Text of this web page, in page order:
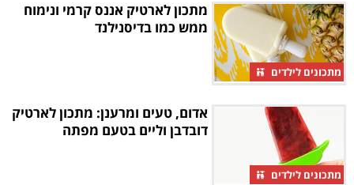
מתכונים לילדים
מתכון לארטיק אננס קרמי ונימוח
ממש כמו בדיסנילנד
מתכונים לילדים
אדום, טעים ומרענן: מתכון לארטיק
דובדבן וליים בטעם מפתה